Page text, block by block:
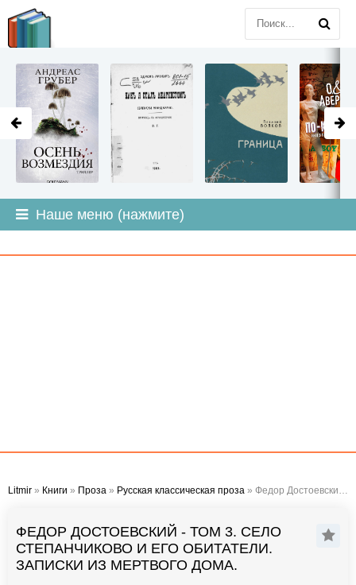
Наше меню (нажмите)
Litmir » Книги » Проза » Русская классическая проза » Федор Достоевский - Том 3. Село Степанчиково и его обитатели. Записки из Мертвого дома.
ФЕДОР ДОСТОЕВСКИЙ - ТОМ 3. СЕЛО
СТЕПАНЧИКОВО И ЕГО ОБИТАТЕЛИ.
ЗАПИСКИ ИЗ МЕРТВОГО ДОМА.
LITMIR.ORG